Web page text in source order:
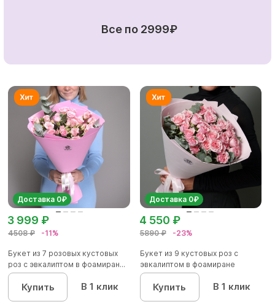
Все по 2999₽
Доставка 0₽
4508 ₽ -11%
3 999 ₽
Букет из 7 розовых кустовых
роз с эвкалиптом в фоамиран...
Купить В 1 клик
Доставка 0₽
5890 ₽ -23%
4 550 ₽
Букет из 9 кустовых роз с
эвкалиптом в фоамиране
Купить В 1 клик